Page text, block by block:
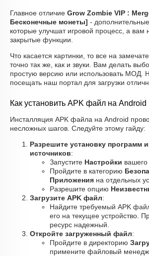
Главное отличие Grow Zombie VIP :
Бесконечные монеты] -
которые улучшат игровой процесс, а вам
закрытые функции.
Что касается картинки, то все на
точно так же, как и звуки. Вам делать
простую версию или использовать МОД.
посещать наш портал для загрузки
Как установить APK файл на Android
Инсталляция APK файла на Android
несложных шагов. Следуйте этому гайду:
Разрешите установку программ
источников:
Запустите Настройки вашего
Пройдите в категорию
Приложения на отдельных
Разрешите опцию
Загрузите APK файл:
Найдите требуемый APK
его на текущее устройство.
ресурс надежный.
Откройте загруженный файл:
Пройдите в директорию
примените файловый